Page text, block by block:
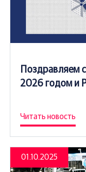
Поздравляем
2026 годом и
Читать новость
01.10.2025